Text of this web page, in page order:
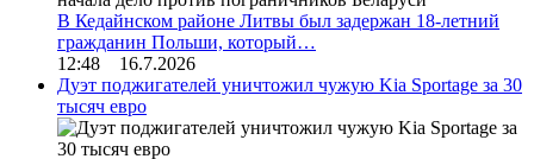
В Кедайнском районе Литвы был задержан 18-летний
гражданин Польши, который…
12:48 16.7.2026
Дуэт поджигателей уничтожил чужую Kia Sportage за 30
тысяч евро